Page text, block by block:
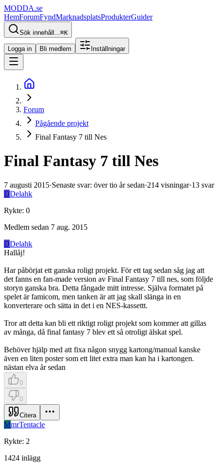
MODDA.se
HemForumFyndMarknadsplatsProdukterGuider
Sök innehåll...⌘K
Logga in Bli medlem Inställningar
Forum
Pågående projekt
Final Fantasy 7 till Nes
Final Fantasy 7 till Nes
7 augusti 2015·Senaste svar: över tio år sedan·214 visningar·13 svar
DDelahk
Rykte: 0
Medlem sedan 7 aug. 2015
DDelahk
Hallåj!
Har påbörjat ett ganska roligt projekt. För ett tag sedan såg jag att
det fanns en fan-made version av Final Fantasy 7 till nes, som följde
storyn ganska bra. Detta fångade mitt intresse. Själva formatet på
spelet är famicom, men tanken är att jag skall slänga in en
konverterare och sätta in det i en NES-kassettt.
Tror att detta kan bli ett riktigt roligt projekt som kommer att gillas
av många, då final fantasy 7 blev ett så otroligt älskat spel.
Behöver hjälp med att fixa någon snygg kartong/manual kanske
även en liten poster som ett litet extra man kan ha i kartongen.
nästan elva år sedan
0
0
Citera
MmrTentacle
Rykte: 2
1424 inlägg